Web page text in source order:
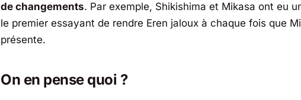
de changements. Par exemple, Shikishima et Mikasa ont eu
le premier essayant de rendre Eren jaloux à chaque fois que
présente.
On en pense quoi ?